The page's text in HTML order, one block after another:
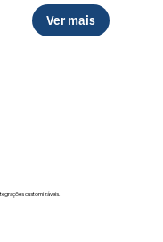
Ver mais
customizáveis.